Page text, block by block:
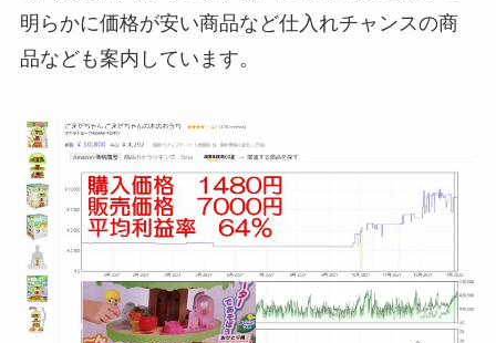
明らかに価格が安い商品など仕入れチャンスの商
品なども案内しています。